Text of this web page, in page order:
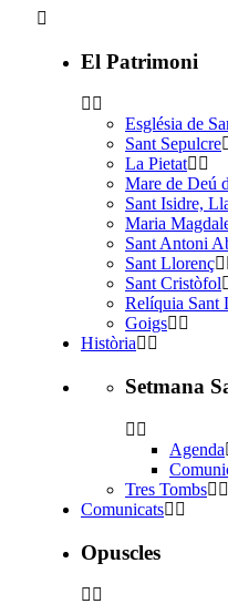
El Patrimoni
Església de
Sant Sepulcre
La Pietat
Mare de Deú
Sant Isidre,
Maria
Sant Antoni
Sant Llorenç
Sant Cristòfol
Relíquia Sant
Goigs
Història
Setmana
Agenda
Tres Tombs
Comunicats
Opuscles